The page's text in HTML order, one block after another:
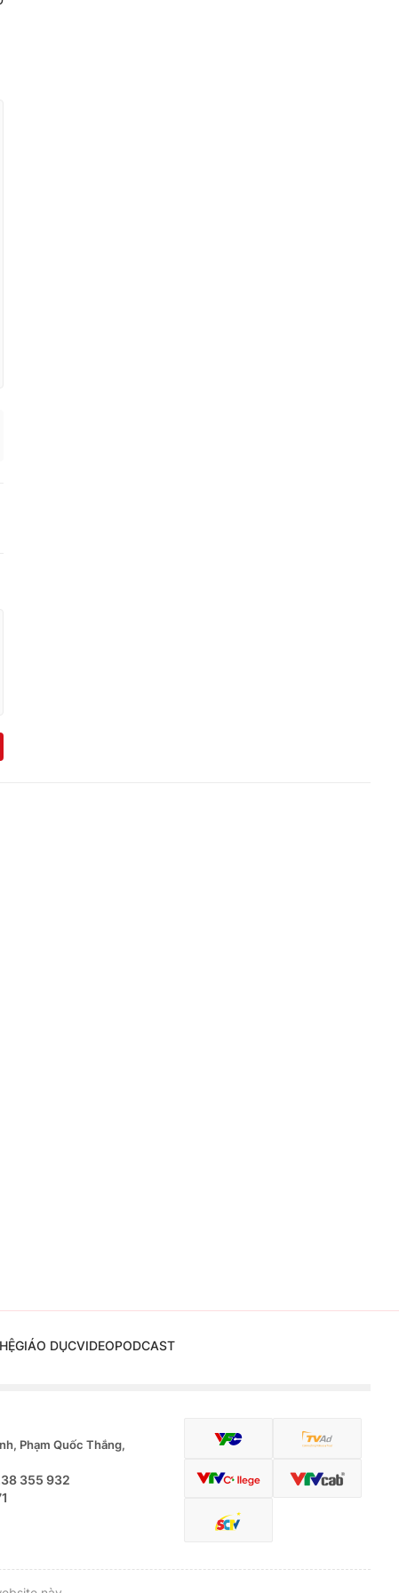
GIÁO DỤCVIDEOPODCAST
Phạm Quốc Thắng,
355 932